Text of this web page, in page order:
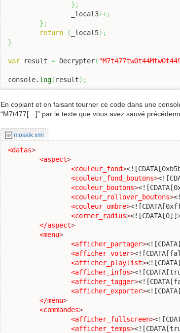
} ;
		_local3
++;
} ;
return
( _local5) ;
}
var result = Decrypter(
console. log( result) ;
En copiant et en faisant tourner ce code dans une
“M7t477[…]” par le texte que vous avez sauvé
mosaik.xml
<datas>
<aspect>
<couleur_fond>
<couleur_fond_boutons>
<couleur_boutons>
<couleur_rollover_boutons>
<couleur_ombre>
<corner_radius>
</aspect>
<menu>
<afficher_partager>
<afficher_voter>
<afficher_playlist>
<afficher_infos>
<afficher_tagger>
<afficher_exporter>
</menu>
<commandes>
<afficher_fullscreen>
<afficher_temps>